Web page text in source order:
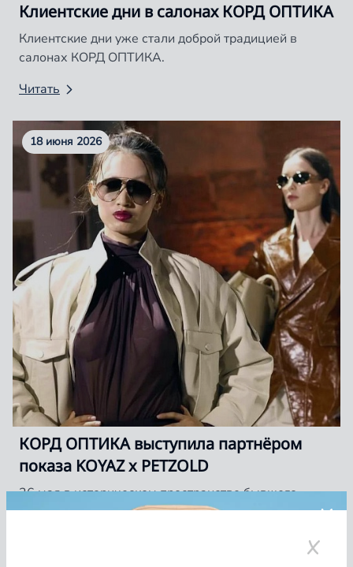
Клиентские дни в салонах КОРД ОПТИКА
Клиентские дни уже стали доброй традицией в
салонах КОРД ОПТИКА.
Читать
18 июня 2026
КОРД ОПТИКА выступила партнёром
показа KOYAZ x PETZOLD
26 мая в историческом пространстве бывшего
пивоваренного завода Петцольда состоялся показ